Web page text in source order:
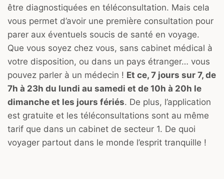
être diagnostiquées en téléconsultation. Mais cela
vous permet d’avoir une première consultation pour
parer aux éventuels soucis de santé en voyage.
Que vous soyez chez vous, sans cabinet médical à
votre disposition, ou dans un pays étranger… vous
pouvez parler à un médecin ! Et ce, 7 jours sur 7, de
7h à 23h du lundi au samedi et de 10h à 20h le
dimanche et les jours fériés. De plus, l’application
est gratuite et les téléconsultations sont au même
tarif que dans un cabinet de secteur 1. De quoi
voyager partout dans le monde l’esprit tranquille !